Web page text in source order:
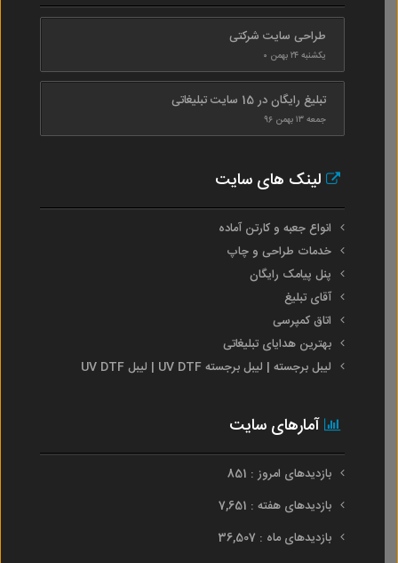
طراحی سایت شرکتی
یکشنبه ۲۴ بهمن ۰
تبلیغ رایگان در 15 سایت تبلیغاتی
جمعه ۱۳ بهمن ۹۶
لینک های سایت
انواع جعبه و کارتن آماده
خدمات طراحی و چاپ
پنل پیامک رایگان
آقای تبلیغ
اتاق کمپرسی
بهترین هدایای تبلیغاتی
لیبل برجسته | لیبل برجسته UV DTF | لیبل UV DTF
آمارهای سایت
بازدیدهای امروز : 851
بازدیدهای هفته : 7,651
بازدیدهای ماه : 36,507